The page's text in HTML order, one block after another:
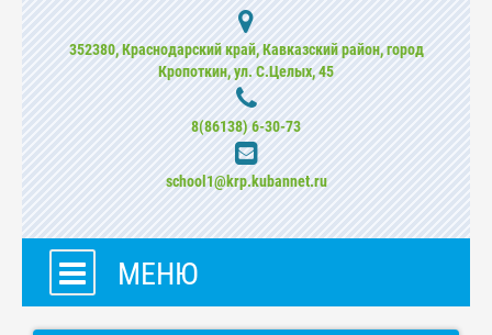
352380, Краснодарский край, Кавказский район, город
Кропоткин, ул. С.Целых, 45
8(86138) 6-30-73
school1@krp.kubannet.ru
МЕНЮ